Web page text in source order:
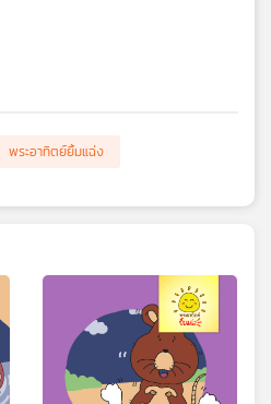
พระอาทิตย์ยิ้มแฉ่ง